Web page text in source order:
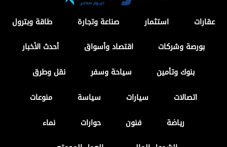
عقارات استثمار صناعة وتجارة
طاقة وبترول
بورصة وشركات
اقتصاد وأسواق
أحدث الأخبار
بنوك وتأمين
سياحة وسفر
نقل وطرق
اتصالات
سيارات سياسة
منوعات
رياضة
فنون حوارات
نماء